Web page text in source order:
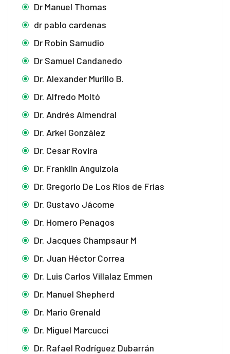
Dr Manuel Thomas
dr pablo cardenas
Dr Robin Samudio
Dr Samuel Candanedo
Dr. Alexander Murillo B.
Dr. Alfredo Moltó
Dr. Andrés Almendral
Dr. Arkel González
Dr. Cesar Rovira
Dr. Franklin Anguizola
Dr. Gregorio De Los Ríos de Frías
Dr. Gustavo Jácome
Dr. Homero Penagos
Dr. Jacques Champsaur M
Dr. Juan Héctor Correa
Dr. Luis Carlos Villalaz Emmen
Dr. Manuel Shepherd
Dr. Mario Grenald
Dr. Miguel Marcucci
Dr. Rafael Rodríguez Dubarrán